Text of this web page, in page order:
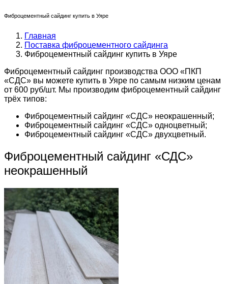
Фиброцементный сайдинг купить в Уяре
Главная
Поставка фиброцементного сайдинга
Фиброцементный сайдинг купить в Уяре
Фиброцементный сайдинг производства ООО «ПКП
«СДС» вы можете купить в Уяре по самым низким ценам
от 600 руб/шт. Мы производим фиброцементный сайдинг
трёх типов:
Фиброцементный сайдинг «СДС» неокрашенный;
Фиброцементный сайдинг «СДС» одноцветный;
Фиброцементный сайдинг «СДС» двухцветный.
Фиброцементный сайдинг «СДС»
неокрашенный